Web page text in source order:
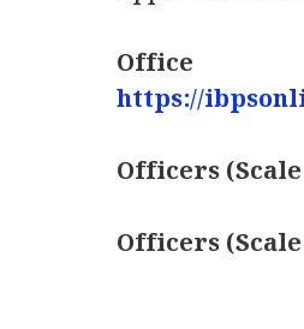
Office
https://
Officers (Scale
Officers (Scale